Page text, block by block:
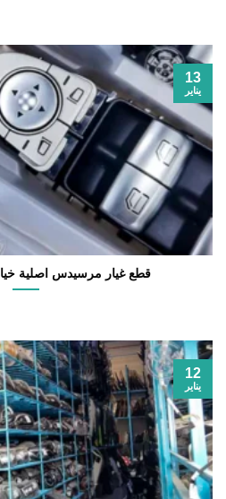
قطع غيار مرسيدس اصلية خيارك
13
يناير
12
يناير